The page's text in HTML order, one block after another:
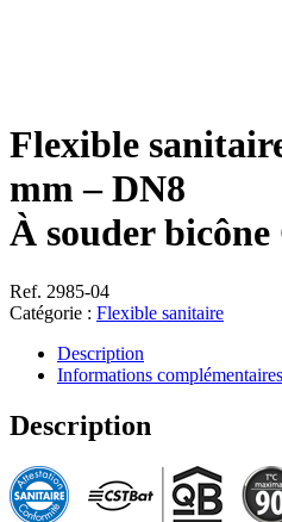
Flexible
mm – DN8
À souder
Ref. 2985-04
Catégorie : Flexible sanitaire
Description
Informations complémentaires
Description